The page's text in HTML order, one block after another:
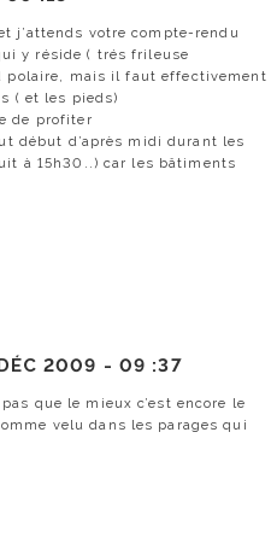
j’attends votre compte-rendu
y réside ( trés frileuse
polaire, mais il faut effectivement
( et les pieds)
de profiter
début d’après midi durant les
à 15h30..) car les bâtiments
2009 - 09 :37
que le mieux c’est encore le
velu dans les parages qui